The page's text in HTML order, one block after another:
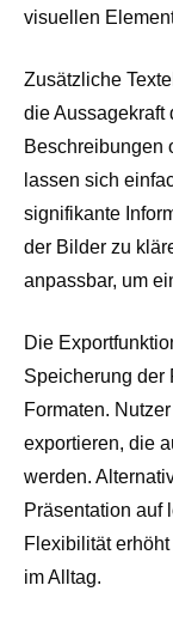
visuellen
Zusätzliche
die Aussagekraft
Beschreibungen
lassen sich
signifikante
der Bilder zu
anpassbar, um
Die
Speicherung der
Formaten.
exportieren, die
werden.
Präsentation auf
Flexibilität
im Alltag.